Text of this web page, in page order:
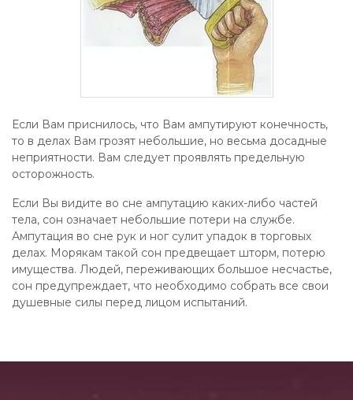
Если Вам приснилось, что Вам ампутируют конечность,
то в делах Вам грозят небольшие, но весьма досадные
неприятности. Вам следует проявлять предельную
осторожность.
Если Вы видите во сне ампутацию каких-либо частей
тела, сон означает небольшие потери на службе.
Ампутация во сне рук и ног сулит упадок в торговых
делах. Морякам такой сон предвещает шторм, потерю
имущества. Людей, переживающих большое несчастье,
сон предупреждает, что необходимо собрать все свои
душевные силы перед лицом испытаний.